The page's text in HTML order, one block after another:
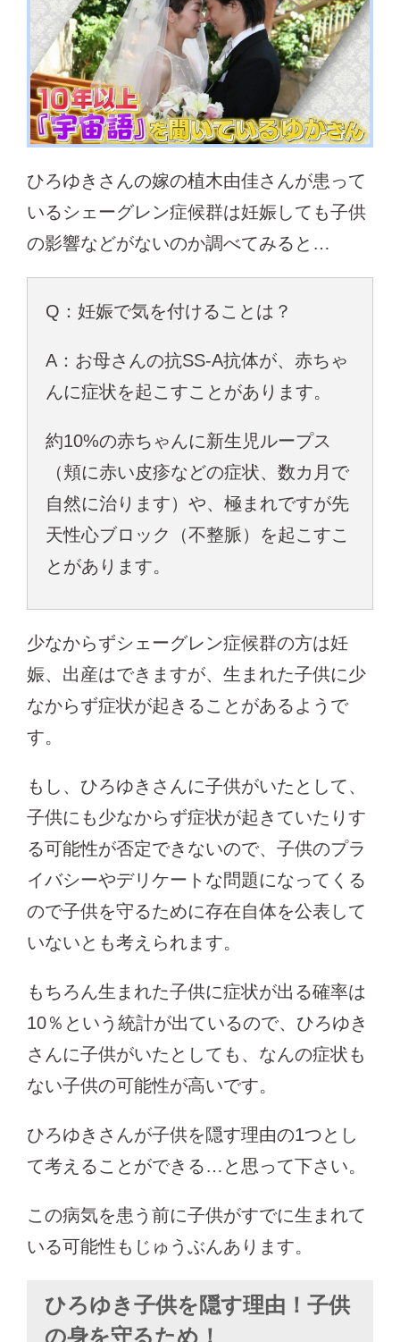
ひろゆきさんの嫁の植木由佳さんが患って
いるシェーグレン症候群は妊娠しても子供
の影響などがないのか調べてみると…
Q：妊娠で気を付けることは？
A：お母さんの抗SS-A抗体が、赤ちゃ
んに症状を起こすことがあります。
約10%の赤ちゃんに新生児ループス
（頬に赤い皮疹などの症状、数カ月で
自然に治ります）や、極まれですが先
天性心ブロック（不整脈）を起こすこ
とがあります。
少なからずシェーグレン症候群の方は妊
娠、出産はできますが、生まれた子供に少
なからず症状が起きることがあるようで
す。
もし、ひろゆきさんに子供がいたとして、
子供にも少なからず症状が起きていたりす
る可能性が否定できないので、子供のプラ
イバシーやデリケートな問題になってくる
ので子供を守るために存在自体を公表して
いないとも考えられます。
もちろん生まれた子供に症状が出る確率は
10％という統計が出ているので、ひろゆき
さんに子供がいたとしても、なんの症状も
ない子供の可能性が高いです。
ひろゆきさんが子供を隠す理由の1つとし
て考えることができる…と思って下さい。
この病気を患う前に子供がすでに生まれて
いる可能性もじゅうぶんあります。
ひろゆき子供を隠す理由！子供
の身を守るため！